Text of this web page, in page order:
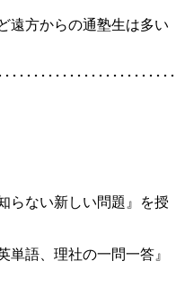
遠方からの通塾生は多い
･･････････････････････
らない新しい問題』を授
単語、理社の一問一答』